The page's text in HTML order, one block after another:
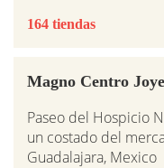
164 tiendas
Magno Centro
Paseo del Hospicio
un costado del
Guadalajara, Mexico